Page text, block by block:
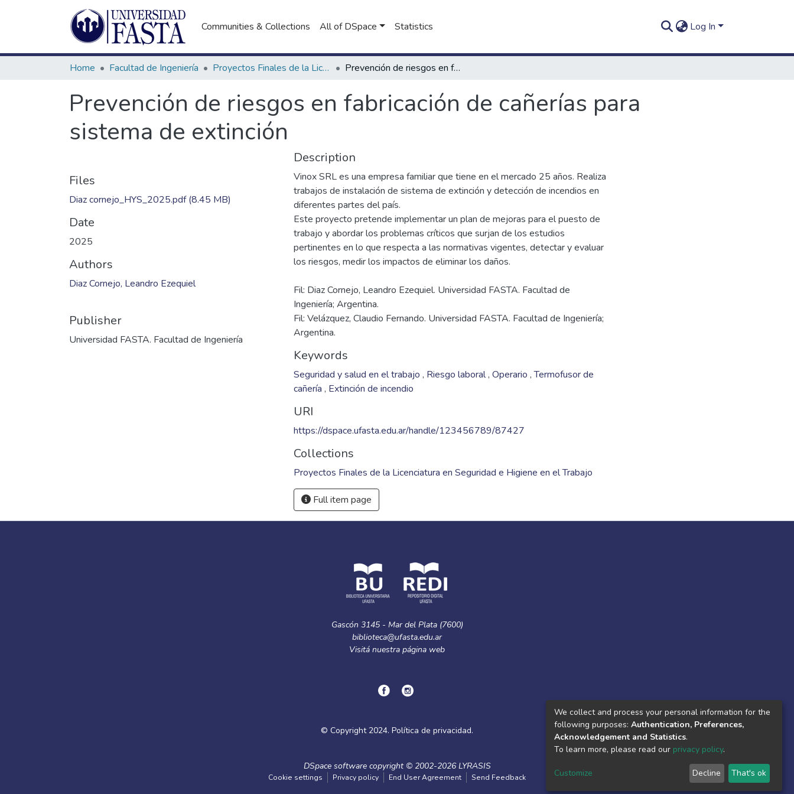
Communities & Collections All of DSpace Statistics Log In
Home Facultad de Ingeniería Proyectos Finales de la Licenciatura en Seguridad e Higiene en el Trabajo Prevención de riesgos en fabricación de cañerías para sistema de extinción
Prevención de riesgos en fabricación de cañerías para
sistema de extinción
Files
Diaz cornejo_HYS_2025.pdf(8.45 MB)
Date
2025
Authors
Diaz Cornejo, Leandro Ezequiel
Publisher
Universidad FASTA. Facultad de Ingeniería
Description
Vinox SRL es una empresa familiar que tiene en el mercado 25 años. Realiza
trabajos de instalación de sistema de extinción y detección de incendios en
diferentes partes del país.
Este proyecto pretende implementar un plan de mejoras para el puesto de
trabajo y abordar los problemas críticos que surjan de los estudios
pertinentes en lo que respecta a las normativas vigentes, detectar y evaluar
Fil: Diaz Cornejo, Leandro Ezequiel. Universidad FASTA. Facultad de
Ingeniería; Argentina.
Fil: Velázquez, Claudio Fernando. Universidad FASTA. Facultad de Ingeniería;
Argentina.
Keywords
Seguridad y salud en el trabajo , Riesgo laboral, Operario ,Termofusor de
cañería , Extinción de incendio
URI
https://dspace.ufasta.edu.ar/handle/123456789/87427
Collections
Proyectos Finales de la Licenciatura en Seguridad e Higiene en el Trabajo
Full item page
Gascón 3145 - Mar del Plata (7600)
biblioteca@ufasta.edu.ar
Visitá nuestra página web
© Copyright 2024. Política de privacidad.
DSpace softwarecopyright © 2002-2026LYRASIS
Cookie settings Privacy policy End User Agreement Send Feedback
We collect and process your personal information for the
following purposes: Authentication, Preferences,
Acknowledgement and Statistics.
To learn more, please read our privacy policy.
Customize Decline That's ok